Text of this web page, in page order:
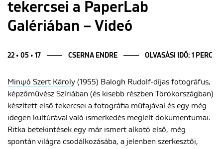
Galéria
Blog
Rólunk
tekercsei a PaperLab
Galériában – Videó
22 • 05 • 17 CSERNA ENDRE OLVASÁSI IDŐ: 1 PERC
Minψó Szert Károly (1955) Balogh Rudolf-díjas fotográfus,
képzőművész Szíriában (és kisebb részben Törökországban)
készített első tekercsei a fotográfia műfajával és egy még
idegen kultúrával való ismerkedés meglelt dokumentumai.
Ritka betekintések egy már ismert alkotó első, még
spontán világra csodálkozásába, a jelenben szerkesztői,